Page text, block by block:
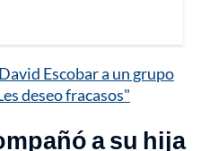
Escobar a un grupo
deseo fracasos"
a su hija